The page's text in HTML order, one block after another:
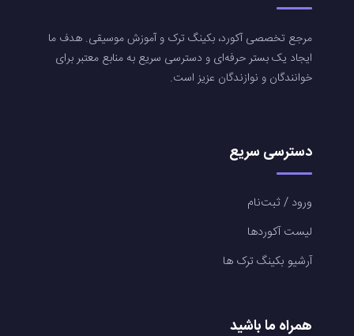
مرجع تخصصی آکورد، بکینگ ترک و آموزش موسیقی. هدف ما
ایجاد یک بستر حرفه‌ای و دسترسی سریع به منابع معتبر برای
خوانندگان و نوازندگان عزیز است.
دسترسی سریع
ورود / ثبت‌نام
لیست آکوردها
آرشیو بکینگ ترک ها
همراه ما باشید